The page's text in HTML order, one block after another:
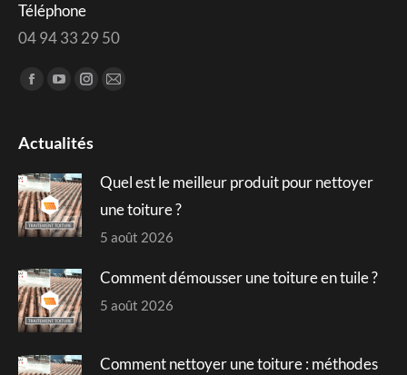
Téléphone
04 94 33 29 50
Trouvez nous sur :
Facebook
opens
new
window
YouTube
opens
new
window
Instagram
opens
new
window
Mail
new
window
Actualités
Quel est le meilleur produit pour nettoyer
une toiture ?
5 août 2026
Comment démousser une toiture en tuile ?
5 août 2026
Comment nettoyer une toiture : méthodes